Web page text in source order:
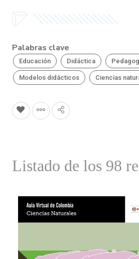
Palabras clave
Educación Didáctica
Modelos didácticos Ciencias
Listado de los 98